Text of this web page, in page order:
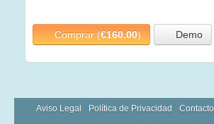
Comprar (€160.00) Demo
Aviso Legal Política de Privacidad Contacto